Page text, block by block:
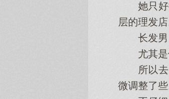
她只好把
层的理发店
长发男，
尤其是像
所以去了
微调整了些